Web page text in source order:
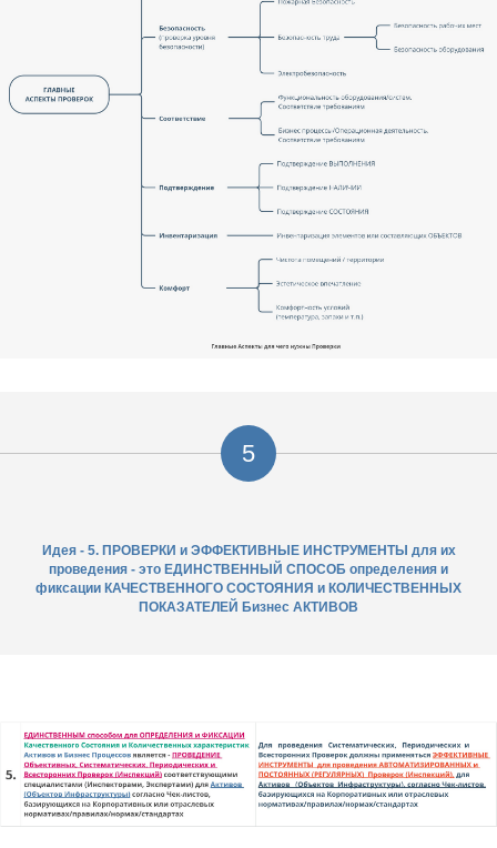
5
Идея - 5. ПРОВЕРКИ и ЭФФЕКТИВНЫЕ ИНСТРУМЕНТЫ для их
проведения - это ЕДИНСТВЕННЫЙ СПОСОБ определения и
фиксации КАЧЕСТВЕННОГО СОСТОЯНИЯ и КОЛИЧЕСТВЕННЫХ
ПОКАЗАТЕЛЕЙ Бизнес АКТИВОВ